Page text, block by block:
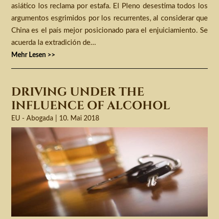
asiático los reclama por estafa. El Pleno desestima todos los
argumentos esgrimidos por los recurrentes, al considerar que
China es el país mejor posicionado para el enjuiciamiento. Se
acuerda la extradición de…
Mehr Lesen >>
DRIVING UNDER THE
INFLUENCE OF ALCOHOL
10. Mai 2018